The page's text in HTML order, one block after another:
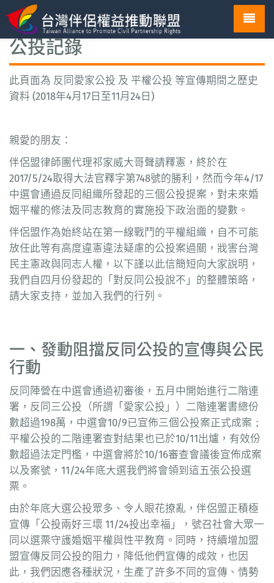
公投記錄
此頁面為 反同愛家公投 及 平權公投 等宣傳期間之歷史
資料 (2018年4月17日至11月24日)
親愛的朋友：
伴侶盟律師團代理祁家威大哥聲請釋憲，終於在
2017/5/24取得大法官釋字第748號的勝利，然而今年4/17
中選會通過反同組織所發起的三個公投提案，對未來婚
姻平權的修法及同志教育的實施投下政治面的變數。
伴侶盟作為始終站在第一線戰鬥的平權組織，自不可能
放任此等有高度違憲違法疑慮的公投案過關，戕害台灣
民主憲政與同志人權，以下謹以此信簡短向大家說明，
我們自四月份發起的「對反同公投說不」的整體策略，
請大家支持，並加入我們的行列。
一、發動阻擋反同公投的宣傳與公民
行動
反同陣營在中選會通過初審後，五月中開始進行二階連
署，反同三公投（所謂「愛家公投」）二階連署書總份
數超過198萬，中選會10/9已宣佈三個公投案正式成案；
平權公投的二階連署查對結果也已於10/11出爐，有效份
數超過法定門檻，中選會將於10/16審查會議後宣佈成案
以及案號，11/24年底大選我們將會領到這五張公投選
票。
由於年底大選公投眾多、令人眼花撩亂，伴侶盟正積極
宣傳「公投兩好三壞 11/24投出幸福」，號召社會大眾一
同以選票守護婚姻平權與性平教育。同時，持續增加盟
盟宣傳反同公投的阻力，降低他們宣傳的成效，也因
此，我們因應各種狀況，生產了許多不同的宣傳、情勢